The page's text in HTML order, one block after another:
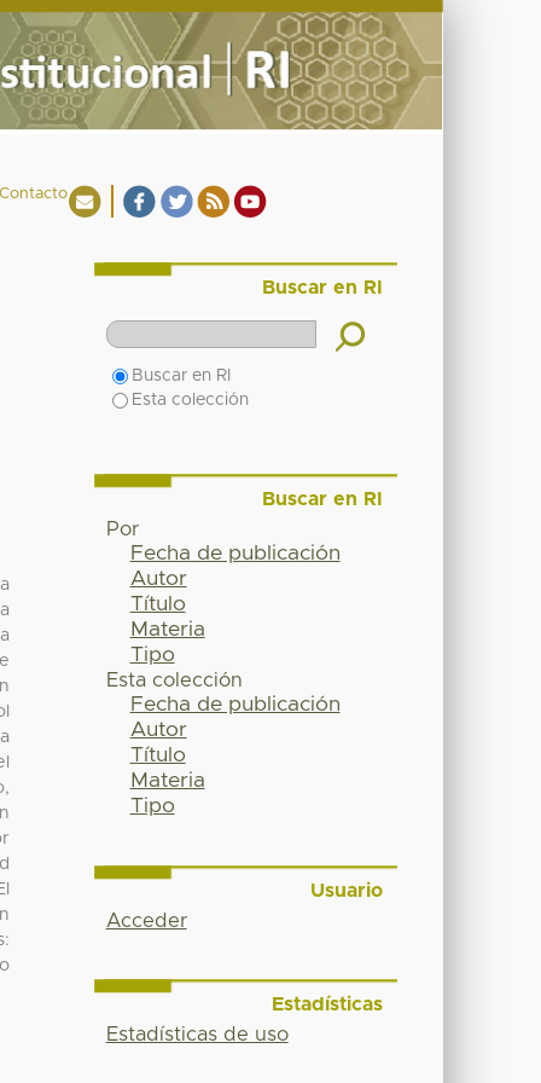
Contacto
Buscar en RI
Buscar en RI
Esta colección
Buscar en RI
Por
Fecha de publicación
Autor
Título
Materia
Tipo
Esta colección
Fecha de publicación
Autor
Título
Materia
Tipo
Usuario
Acceder
Estadísticas
Estadísticas de uso